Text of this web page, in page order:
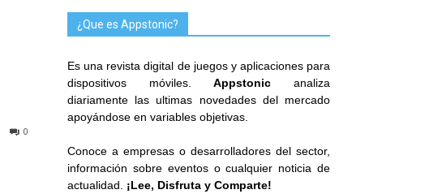
0
¿Que es Appstonic?
Es una revista digital de juegos y aplicaciones para
dispositivos móviles.Appstonic analiza
diariamente las ultimas novedades del mercado
apoyándose en variables objetivas.
Conoce a empresas o desarrolladores del sector,
información sobre eventos o cualquier noticia de
actualidad. ¡Lee, Disfruta y Comparte!